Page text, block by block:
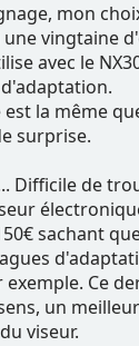
mon
une vingtaine
avec le
la même
surprise.
Difficile de
sachant
exemple. Ce
un
viseur.